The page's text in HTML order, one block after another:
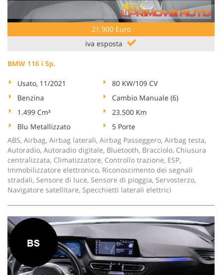
21.900 Euro
iva esposta
BMW 116 i 5p.
Usato, 11/2021
80 KW/109 CV
Benzina
Cambio Manuale (6)
1.499 Cm³
23.500 Km
Blu Metallizzato
5 Porte
ABS, Airbag, Airbag laterali, Airbag Passeggero, Airbag testa,
Autoradio, Autoradio digitale, Bluetooth, Bracciolo, Chiusura
centralizzata, Climatizzatore, Controllo trazione, ESP,
Immobilizzatore elettronico, Riconoscimento dei segnali
stradali, Sensore di luce, Sensore di pioggia, Servosterzo,
Navigatore satellitare, Specchietti laterali elettrici